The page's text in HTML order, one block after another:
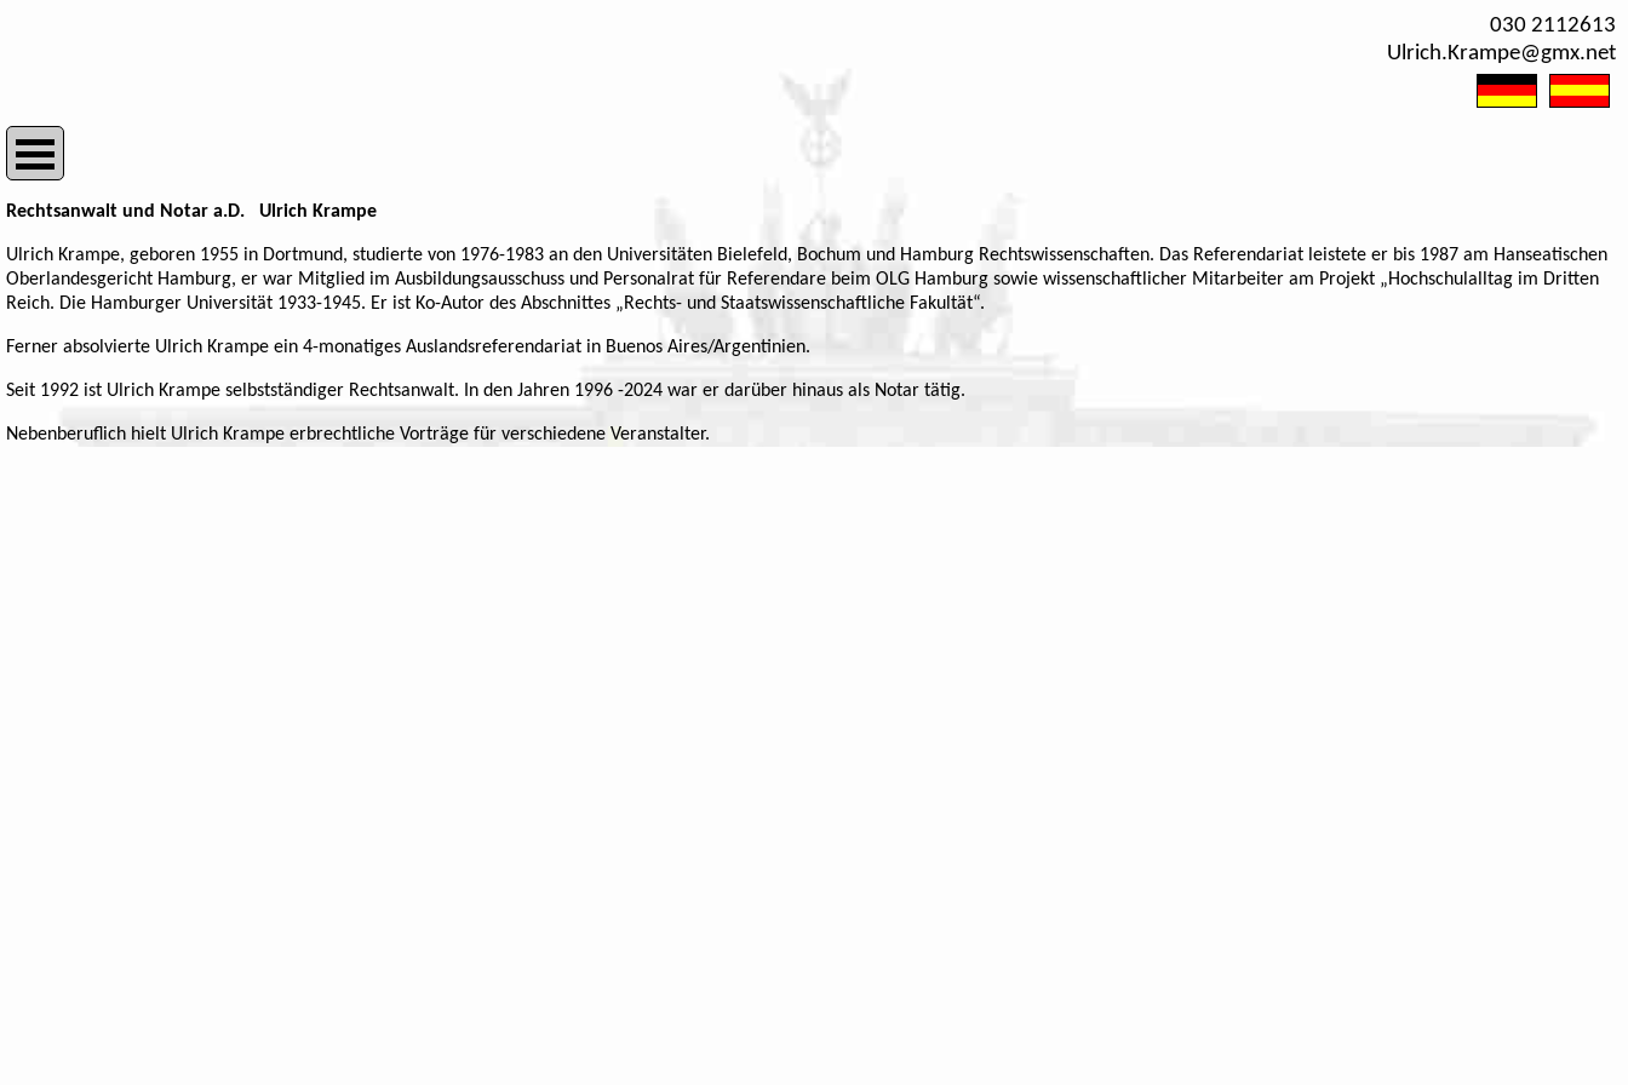
030 2112613
Ulrich.Krampe@gmx.net
Rechtsanwalt und Notar a.D. Ulrich Krampe
Ulrich Krampe, geboren 1955 in Dortmund, studierte von 1976-1983 an den Universitäten Bielefeld, Bochum und Hamburg Rechtswissenschaften. Das Referendariat leistete er bis 1987 am Hanseatischen
Oberlandesgericht Hamburg, er war Mitglied im Ausbildungsausschuss und Personalrat für Referendare beim OLG Hamburg sowie wissenschaftlicher Mitarbeiter am Projekt „Hochschulalltag im Dritten
Reich. Die Hamburger Universität 1933-1945. Er ist Ko-Autor des Abschnittes „Rechts- und Staatswissenschaftliche Fakultät“.
Ferner absolvierte Ulrich Krampe ein 4-monatiges Auslandsreferendariat in Buenos Aires/Argentinien.
Seit 1992 ist Ulrich Krampe selbstständiger Rechtsanwalt. In den Jahren 1996 -2024 war er darüber hinaus als Notar tätig.
Nebenberuflich hielt Ulrich Krampe erbrechtliche Vorträge für verschiedene Veranstalter.